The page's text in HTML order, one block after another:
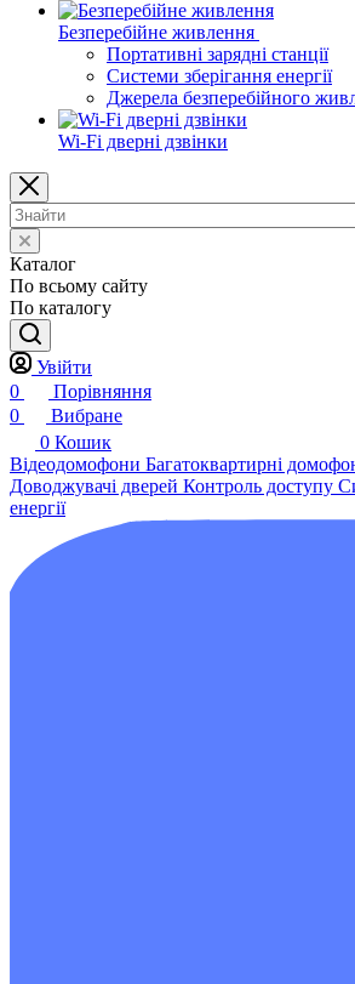
Безперебійне живлення
Портативні зарядні станції
Системи зберігання енергії
Джерела безперебійного
Wi-Fi дверні дзвінки
Каталог
По всьому сайту
По каталогу
Увійти
0
Порівняння
0
Вибране
0 Кошик
Відеодомофони Багатоквартирні
Доводжувачі дверей Контроль доступу
енергії